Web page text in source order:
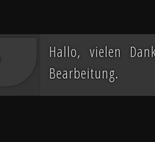
Hallo, vielen
Bearbeitung.